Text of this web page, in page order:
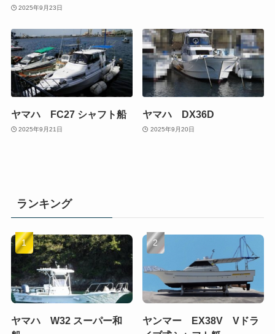
2025年9月23日
ヤマハ FC27 シャフト船
2025年9月21日
ヤマハ DX36D
2025年9月20日
ランキング
ヤマハ W32 スーパー和
ヤンマー EX38V Vドラ